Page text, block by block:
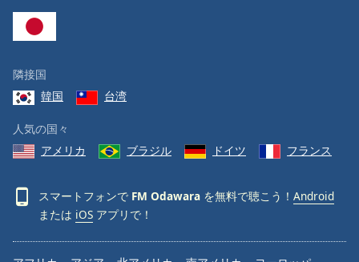
隣接国
韓国
台湾
人気の国々
アメリカ
ブラジル ドイツ フランス
スマートフォンで FM Odawara を無料で聴こう！ Android
または iOS アプリで！